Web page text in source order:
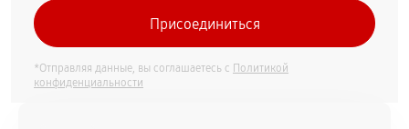
*Отправляя данные, вы соглашаетесь с Политикой
конфиденциальности